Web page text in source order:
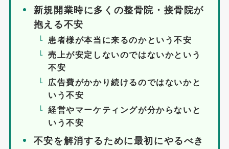
新規開業時に多くの整骨院・接骨院が
抱える不安
患者様が本当に来るのかという不安
売上が安定しないのではないかという
不安
広告費がかかり続けるのではないかと
いう不安
経営やマーケティングが分からないと
いう不安
不安を解消するために最初にやるべき